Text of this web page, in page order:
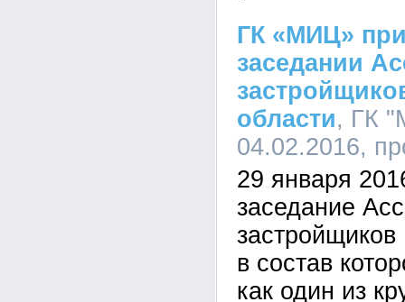
ГК «МИЦ»
заседании
области, ГК
04.02.2016,
29 января
заседание
в состав
как один из